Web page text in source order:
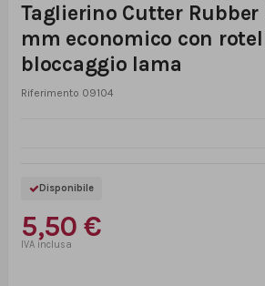
Taglierino Cutter Rubber
mm economico con
bloccaggio lama
Riferimento 09104
Disponibile
5,50 €